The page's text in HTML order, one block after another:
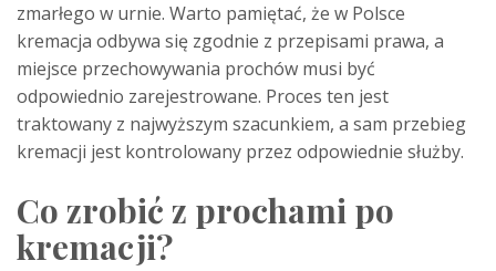
zmarłego w urnie. Warto pamiętać, że w Polsce
kremacja odbywa się zgodnie z przepisami prawa, a
miejsce przechowywania prochów musi być
odpowiednio zarejestrowane. Proces ten jest
traktowany z najwyższym szacunkiem, a sam przebieg
kremacji jest kontrolowany przez odpowiednie służby.
Co zrobić z prochami po
kremacji?